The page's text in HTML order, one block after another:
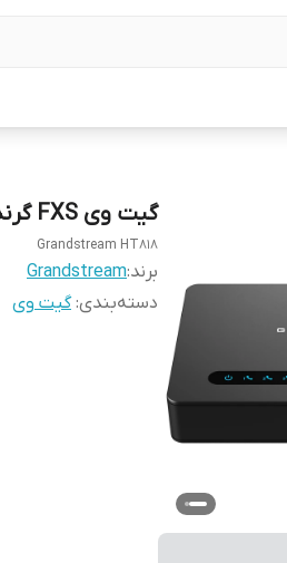
گیت وی FXS گرنداستریم HT818
Grandstream HT818
برند:Grandstream
دسته‌بندی:گیت وی